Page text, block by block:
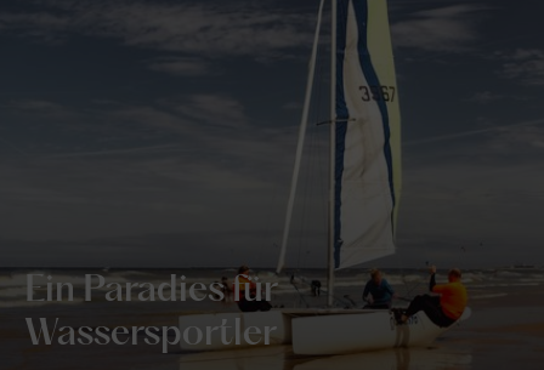
Ein Paradies für
Wassersportler